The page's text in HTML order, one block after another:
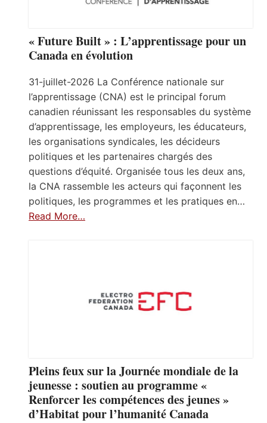
« Future Built » : L’apprentissage pour un
Canada en évolution
31-juillet-2026 La Conférence nationale sur
l’apprentissage (CNA) est le principal forum
canadien réunissant les responsables du système
d’apprentissage, les employeurs, les éducateurs,
les organisations syndicales, les décideurs
politiques et les partenaires chargés des
questions d’équité. Organisée tous les deux ans,
la CNA rassemble les acteurs qui façonnent les
politiques, les programmes et les pratiques en…
Read More…
Pleins feux sur la Journée mondiale de la
jeunesse : soutien au programme «
Renforcer les compétences des jeunes »
d’Habitat pour l’humanité Canada